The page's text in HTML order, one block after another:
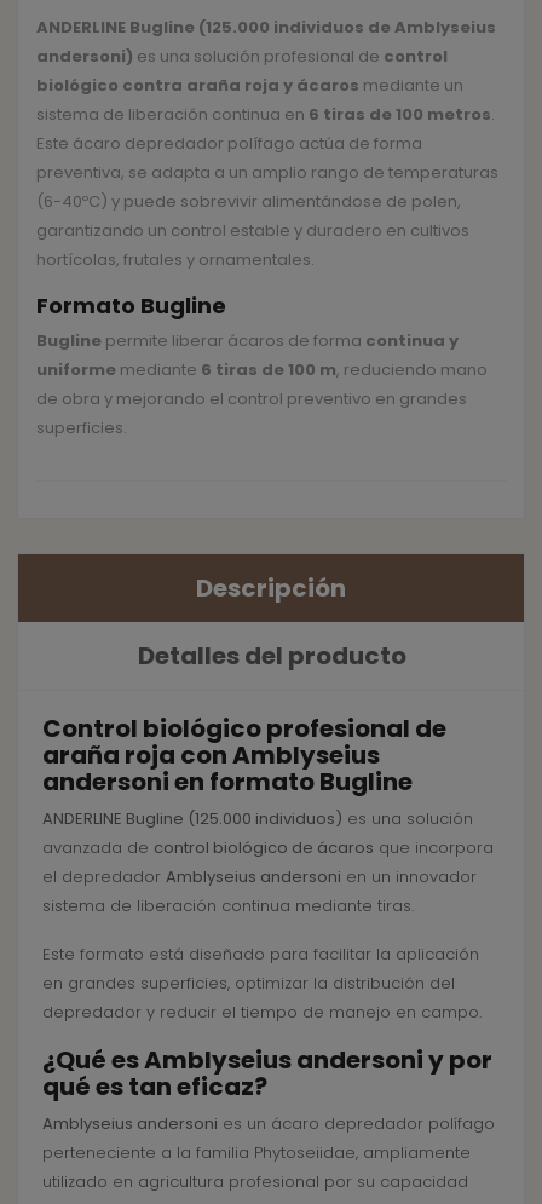
ANDERLINE Bugline (125.000 individuos de Amblyseius
andersoni) es una solución profesional de control
biológico contra araña roja y ácaros mediante un
sistema de liberación continua en 6 tiras de 100 metros.
Este ácaro depredador polífago actúa de forma
preventiva, se adapta a un amplio rango de temperaturas
(6-40ºC) y puede sobrevivir alimentándose de polen,
garantizando un control estable y duradero en cultivos
hortícolas, frutales y ornamentales.
Formato Bugline
Bugline permite liberar ácaros de forma continua y
uniforme mediante 6 tiras de 100 m, reduciendo mano
de obra y mejorando el control preventivo en grandes
superficies.
Descripción
Detalles del producto
Control biológico profesional de
araña roja con Amblyseius
andersoni en formato Bugline
ANDERLINE Bugline (125.000 individuos) es una solución
avanzada de control biológico de ácaros que incorpora
el depredador Amblyseius andersoni en un innovador
sistema de liberación continua mediante tiras.
Este formato está diseñado para facilitar la aplicación
en grandes superficies, optimizar la distribución del
depredador y reducir el tiempo de manejo en campo.
¿Qué es Amblyseius andersoni y por
qué es tan eficaz?
Amblyseius andersoni es un ácaro depredador polífago
perteneciente a la familia Phytoseiidae, ampliamente
utilizado en agricultura profesional por su capacidad